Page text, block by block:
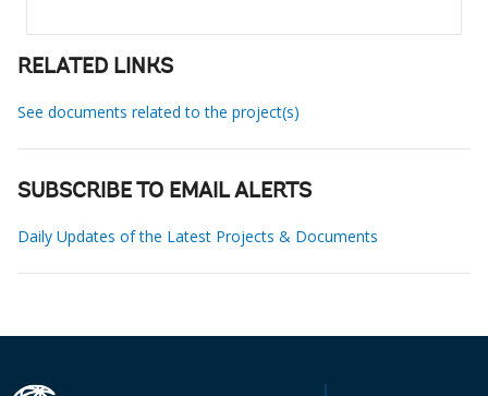
RELATED LINKS
See documents related to the project(s)
SUBSCRIBE TO EMAIL ALERTS
Daily Updates of the Latest Projects & Documents